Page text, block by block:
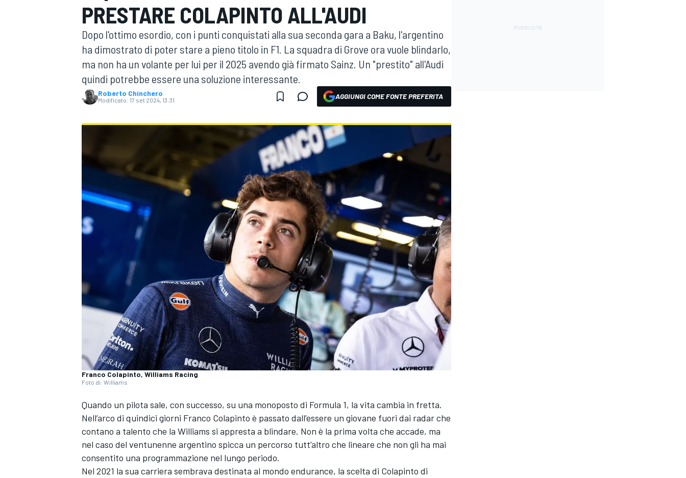
MOTOGP WEC
WRC
MONOPOSTO
PRESTARE COLAPINTO ALL'AUDI
Dopo l'ottimo esordio, con i punti conquistati alla sua seconda gara a Baku, l'argentino
ha dimostrato di poter stare a pieno titolo in F1. La squadra di Grove ora vuole blindarlo,
ma non ha un volante per lui per il 2025 avendo già firmato Sainz. Un "prestito" all'Audi
quindi potrebbe essere una soluzione interessante.
Roberto Chinchero
Modificato: 17 set 2024, 13:31 AGGIUNGI COME FONTE PREFERITA
Franco Colapinto, Williams Racing
Foto di: Williams
Quando un pilota sale, con successo, su una monoposto di Formula 1, la vita cambia in fretta.
Nell’arco di quindici giorni Franco Colapinto è passato dall’essere un giovane fuori dai radar che
contano a talento che la Williams si appresta a blindare. Non è la prima volta che accade, ma
nel caso del ventunenne argentino spicca un percorso tutt’altro che lineare che non gli ha mai
consentito una programmazione nel lungo periodo.
Nel 2021 la sua carriera sembrava destinata al mondo endurance, la scelta di Colapinto di